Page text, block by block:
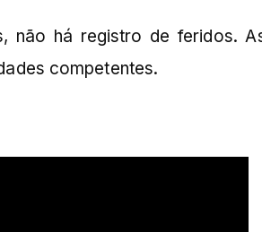
não há registro de feridos.
competentes.